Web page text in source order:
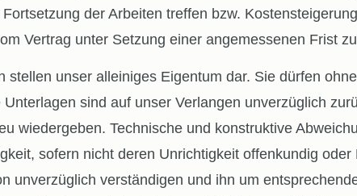
der Arbeiten treffen bzw.
Vertrag unter Setzung einer angemessenen Frist
unser alleiniges Eigentum dar. Sie dürfen
sind auf unser Verlangen unverzüglich
wiedergeben. Technische und konstruktive
sofern nicht deren Unrichtigkeit offenkundig
unverzüglich verständigen und ihn um